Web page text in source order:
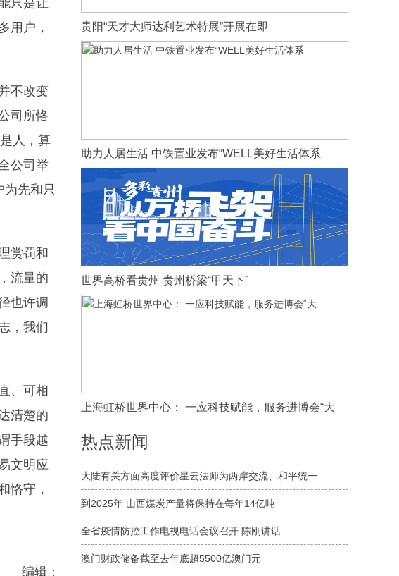
只是让
用户，
不改变
司所恪
人，算
公司举
为先和只
赏罚和
流量的
也许调
，我们
、可相
清楚的
手段越
文明应
恪守，
编辑：
贵阳“天才大师达利艺术特展”开展在即
助力人居生活 中铁置业发布“WELL美好生活体系
世界高桥看贵州 贵州桥梁“甲天下”
上海虹桥世界中心： 一应科技赋能，服务进博会“大
热点新闻
大陆有关方面高度评价星云法师为两岸交流、和平统一
到2025年 山西煤炭产量将保持在每年14亿吨
全省疫情防控工作电视电话会议召开 陈刚讲话
澳门财政储备截至去年底超5500亿澳门元